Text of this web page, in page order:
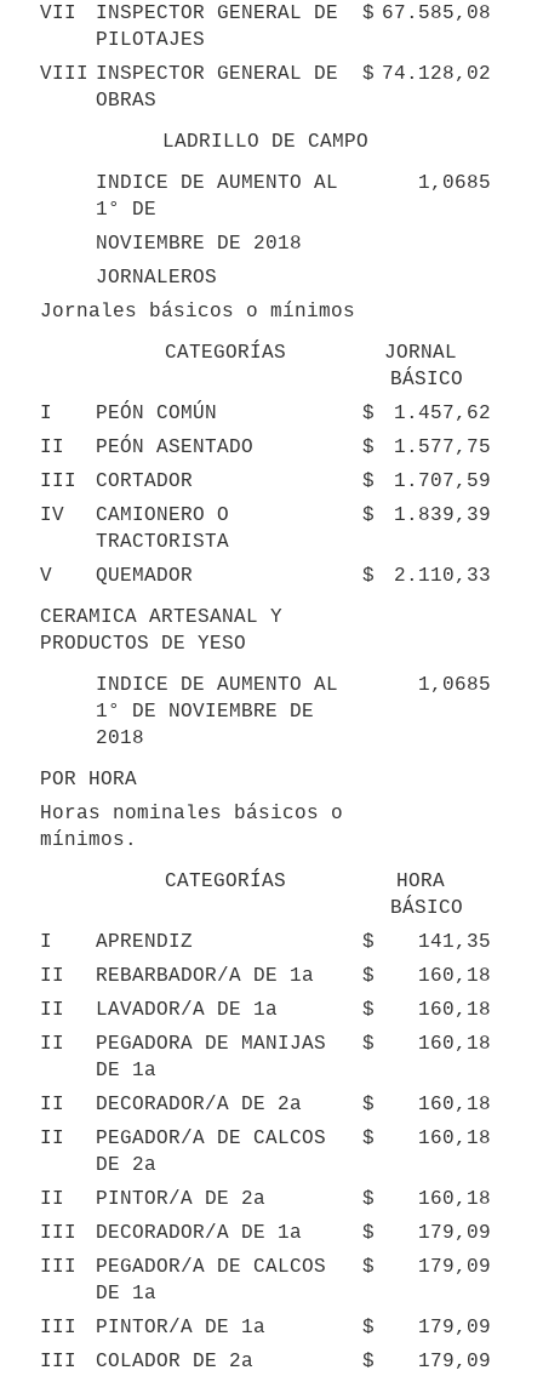
VII
INSPECTOR GENERAL DE
PILOTAJES
$ 67.585,08
VIII INSPECTOR GENERAL DE
OBRAS
$ 74.128,02
LADRILLO DE CAMPO
INDICE DE AUMENTO AL
1° DE
1,0685
NOVIEMBRE DE 2018
JORNALEROS
Jornales básicos o mínimos
CATEGORÍAS
JORNAL
BÁSICO
I
PEÓN COMÚN $
1.457,62
II
PEÓN ASENTADO $
1.577,75
III
CORTADOR $
1.707,59
IV
CAMIONERO O
TRACTORISTA
$ 1.839,39
V QUEMADOR $
2.110,33
CERAMICA ARTESANAL Y
PRODUCTOS DE YESO
INDICE DE AUMENTO AL
1° DE NOVIEMBRE DE
2018
1,0685
POR HORA
Horas nominales básicos o
mínimos.
CATEGORÍAS
HORA
BÁSICO
I
APRENDIZ $
141,35
II
REBARBADOR/A DE 1a $
160,18
II
LAVADOR/A DE 1a $
160,18
II
PEGADORA DE MANIJAS
DE 1a
$ 160,18
II DECORADOR/A DE 2a $
160,18
II
PEGADOR/A DE CALCOS
DE 2a
$ 160,18
II PINTOR/A DE 2a $
160,18
III
DECORADOR/A DE 1a $
179,09
III
PEGADOR/A DE CALCOS
DE 1a
$ 179,09
III PINTOR/A DE 1a $
179,09
III
COLADOR DE 2a $ 179,09